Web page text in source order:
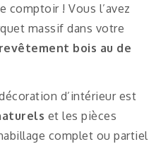
comptoir ! Vous l’avez
massif dans votre
revêtement bois au de
d’intérieur est
et les pièces
complet ou partiel